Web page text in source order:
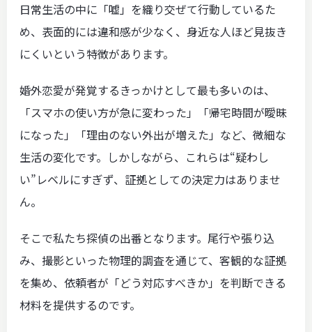
日常生活の中に「嘘」を織り交ぜて行動しているた
め、表面的には違和感が少なく、身近な人ほど見抜き
にくいという特徴があります。
婚外恋愛が発覚するきっかけとして最も多いのは、
「スマホの使い方が急に変わった」「帰宅時間が曖昧
になった」「理由のない外出が増えた」など、微細な
生活の変化です。しかしながら、これらは“疑わし
い”レベルにすぎず、証拠としての決定力はありませ
ん。
そこで私たち探偵の出番となります。尾行や張り込
み、撮影といった物理的調査を通じて、客観的な証拠
を集め、依頼者が「どう対応すべきか」を判断できる
材料を提供するのです。